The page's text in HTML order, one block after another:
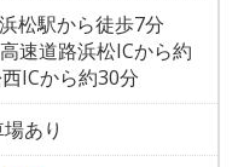
浜松駅から徒歩7分
高速道路浜松ICから約
ICから約30分
あり